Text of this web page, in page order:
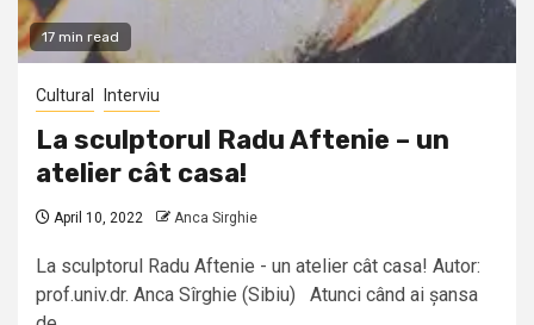
17 min read
Cultural Interviu
La sculptorul Radu Aftenie – un
atelier cât casa!
April 10, 2022 Anca Sirghie
La sculptorul Radu Aftenie - un atelier cât casa! Autor:
prof.univ.dr. Anca Sîrghie (Sibiu) Atunci când ai șansa